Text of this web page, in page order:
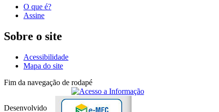
O que é?
Assine
Sobre o site
Acessibilidade
Mapa do site
Fim da navegação de rodapé
Desenvolvido